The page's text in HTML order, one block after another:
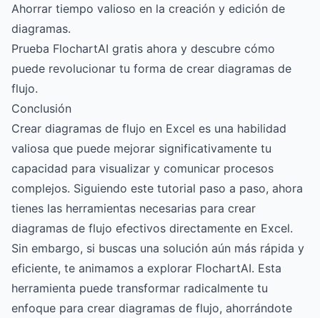
Ahorrar tiempo valioso en la creación y edición de
diagramas.
Prueba FlochartAI gratis ahora y descubre cómo
puede revolucionar tu forma de crear diagramas de
flujo.
Conclusión
Crear diagramas de flujo en Excel es una habilidad
valiosa que puede mejorar significativamente tu
capacidad para visualizar y comunicar procesos
complejos. Siguiendo este tutorial paso a paso, ahora
tienes las herramientas necesarias para crear
diagramas de flujo efectivos directamente en Excel.
Sin embargo, si buscas una solución aún más rápida y
eficiente, te animamos a explorar FlochartAI. Esta
herramienta puede transformar radicalmente tu
enfoque para crear diagramas de flujo, ahorrándote